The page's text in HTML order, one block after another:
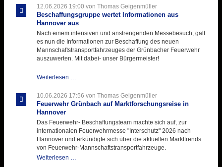
ihre
Hitzebelastung
12.06.2026 19:00 von Thomas Geigenmüller
Beschaffungsgruppe wertet Informationen aus
Hannover aus
Nach einem intensiven und anstrengenden Messebesuch, galt
es nun die Informationen zur Beschaffung des neuen
Mannschaftstransportfahrzeuges der Grünbacher Feuerwehr
auszuwerten. Mit dabei- unser Bürgermeister!
Weiterlesen …
Informationen
aus
aus
10.06.2026 17:56 von Thomas Geigenmüller
Feuerwehr Grünbach auf Marktforschungsreise in
Hannover
Das Feuerwehr- Beschaffungsteam machte sich auf, zur
internationalen Feuerwehrmesse "Interschutz" 2026 nach
Hannover und erkündigte sich über die aktuellen Markttrends
von Feuerwehr-Mannschaftstransportfahrzeuge.
Weiterlesen …